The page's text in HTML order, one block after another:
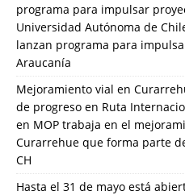
programa para impulsar
Universidad Autónoma de
lanzan programa para
Araucanía
Mejoramiento vial en
de progreso en Ruta
en MOP trabaja en el
Curarrehue que forma parte
CH
Hasta el 31 de mayo está